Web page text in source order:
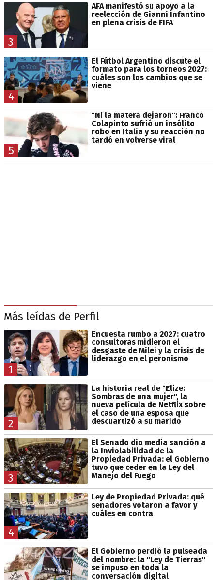
3
AFA manifestó su apoyo a la
reelección de Gianni Infantino
en plena crisis de FIFA
4
El Fútbol Argentino discute el
formato para los torneos 2027:
cuáles son los cambios que se
viene
5
"Ni la matera dejaron": Franco
Colapinto sufrió un insólito
robo en Italia y su reacción no
tardó en volverse viral
Más leídas de Perfil
1
Encuesta rumbo a 2027: cuatro
consultoras midieron el
desgaste de Milei y la crisis de
liderazgo en el peronismo
2
La historia real de "Elize:
Sombras de una mujer", la
nueva película de Netflix sobre
el caso de una esposa que
descuartizó a su marido
3
El Senado dio media sanción a
la Inviolabilidad de la
Propiedad Privada: el Gobierno
tuvo que ceder en la Ley del
Manejo del Fuego
4
Ley de Propiedad Privada: qué
senadores votaron a favor y
cuáles en contra
El Gobierno perdió la pulseada
del nombre: la "Ley de Tierras"
se impuso en toda la
conversación digital